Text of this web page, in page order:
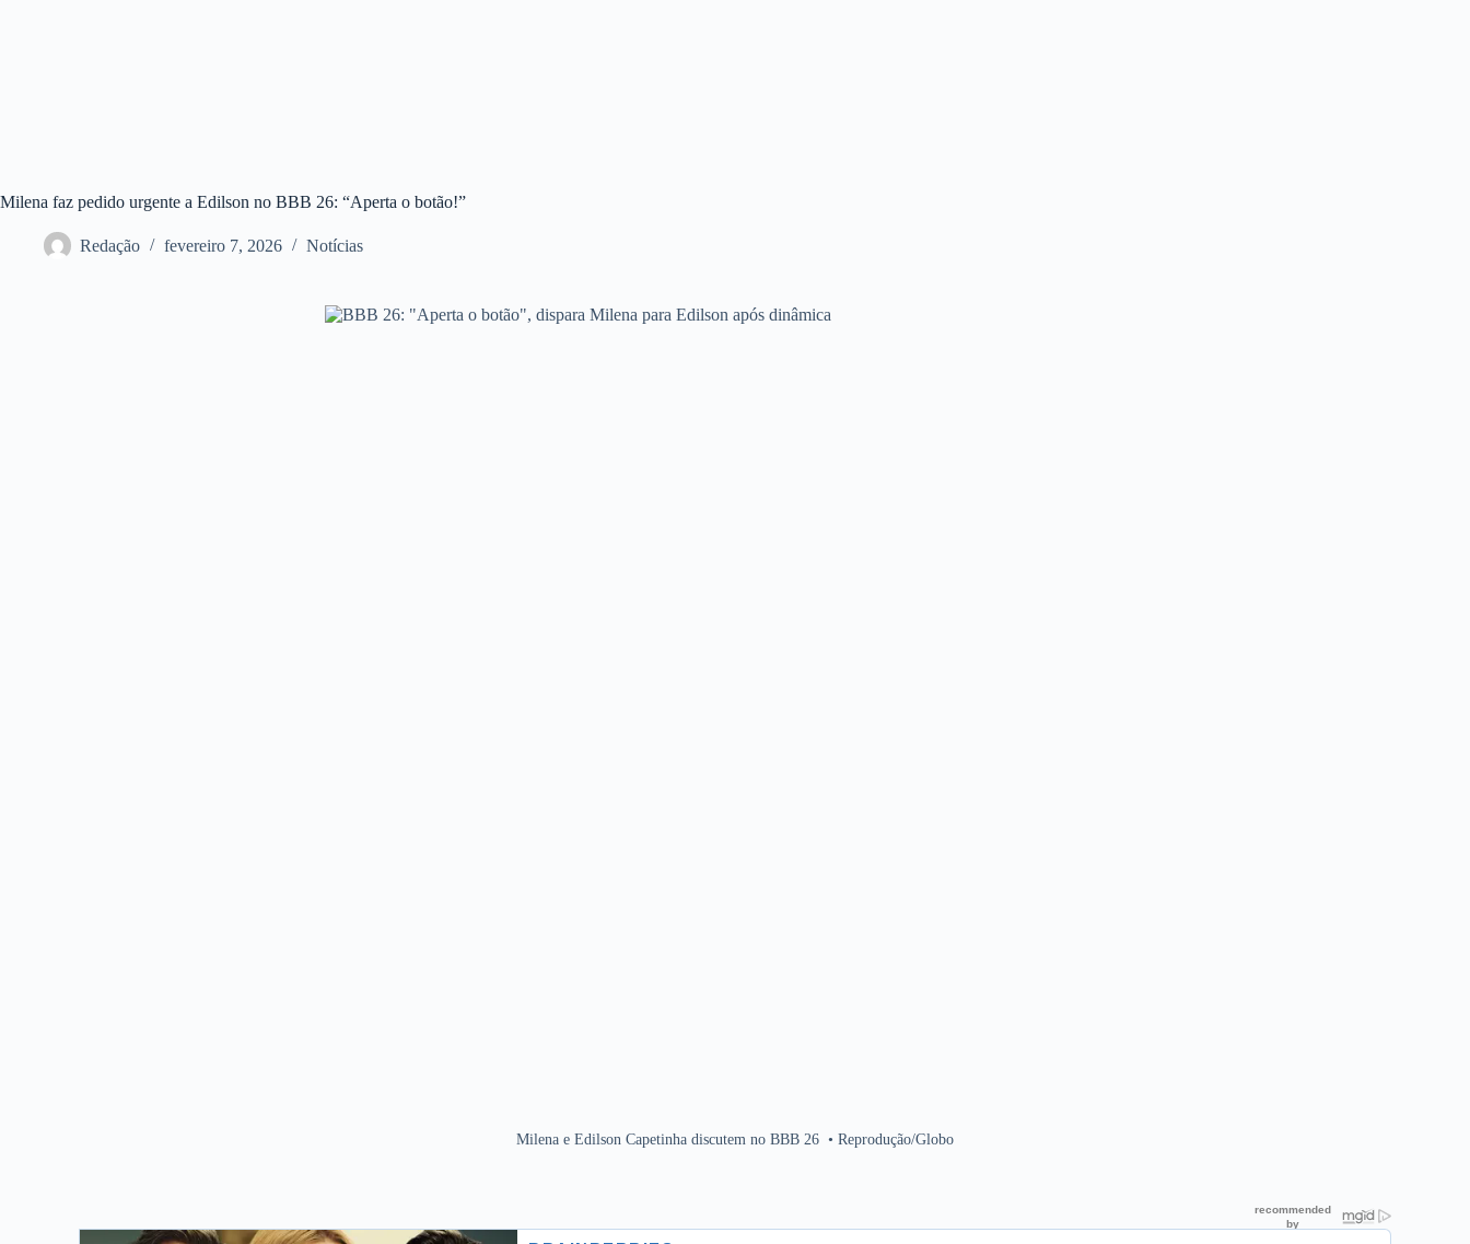
Milena faz pedido urgente a Edilson no BBB 26: “Aperta o botão!”
Redação fevereiro 7, 2026 Notícias
Milena e Edilson Capetinha discutem no BBB 26 • Reprodução/Globo